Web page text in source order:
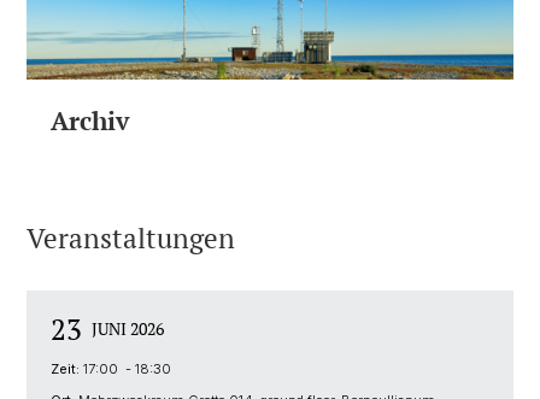
Archiv
Veranstaltungen
23 JUNI 2026
Zeit: 17:00 - 18:30